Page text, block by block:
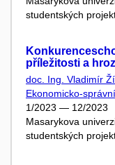
studentských
příležitosti a
doc. Ing. Vladimír
Ekonomicko-
1/2023 — 12/2023
Masarykova
studentských